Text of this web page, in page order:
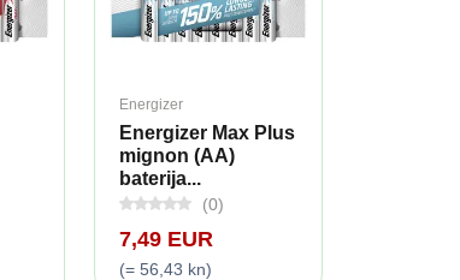
Energizer
Energizer Max Plus
mignon (AA)
baterija...
(0)
7,49 EUR
(= 56,43 kn)